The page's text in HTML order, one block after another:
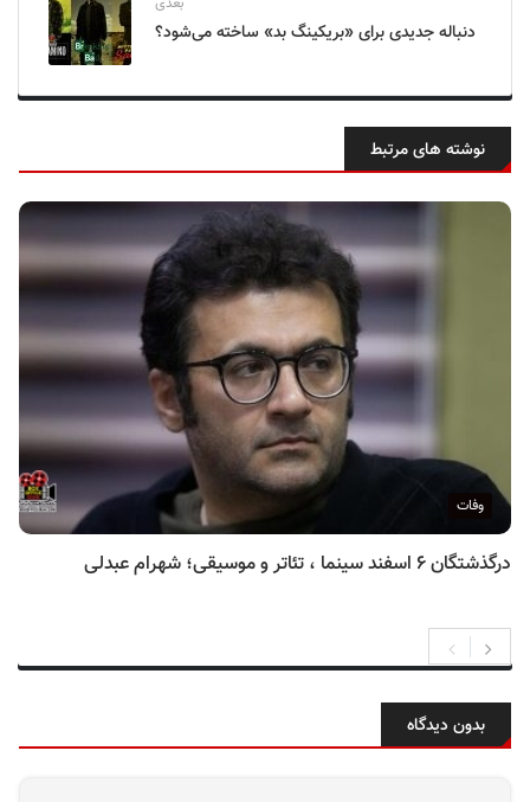
دنباله جدیدی برای «بریکینگ بد» ساخته می‌شود؟
نوشته های مرتبط
وفات
درگذشتگان ۶ اسفند سینما ، تئاتر و موسیقی؛ شهرام عبدلی
بدون دیدگاه